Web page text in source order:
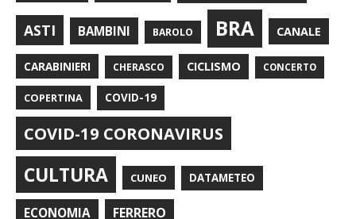
ASTI BAMBINI BAROLO BRA CANALE
CARABINIERI CHERASCO CICLISMO CONCERTO
COPERTINA COVID-19
COVID-19 CORONAVIRUS
CULTURA CUNEO DATAMETEO
ECONOMIA FERRERO